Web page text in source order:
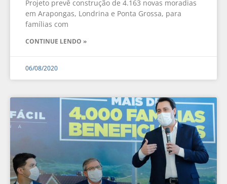
Projeto prevê construção de 4.163 novas moradias
em Arapongas, Londrina e Ponta Grossa, para
famílias com
CONTINUE LENDO »
06/08/2020